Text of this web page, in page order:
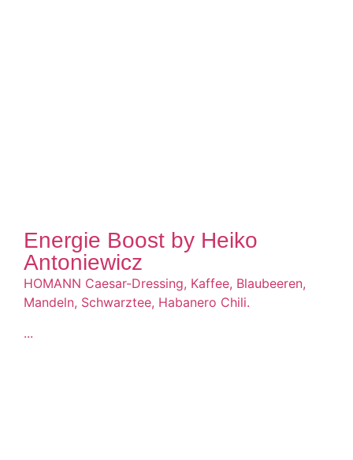
Energie Boost by Heiko
Antoniewicz
HOMANN Caesar-Dressing, Kaffee, Blaubeeren,
Mandeln, Schwarztee, Habanero Chili.
...